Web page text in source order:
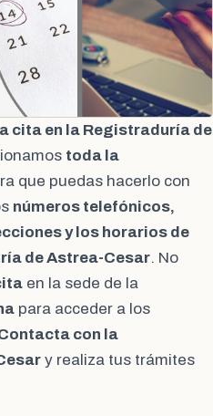
cita en la Registraduría de
toda la
que puedas hacerlo con
números telefónicos,
y los horarios de
de Astrea-Cesar. No
en la sede de la
para acceder a los
con la
y realiza tus trámites